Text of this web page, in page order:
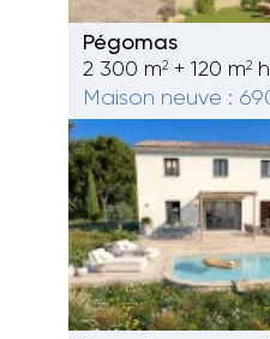
Pégomas
2 300 m2 + 120 m2
Maison neuve :